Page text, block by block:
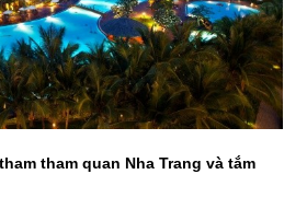
tham quan Nha Trang và tắm